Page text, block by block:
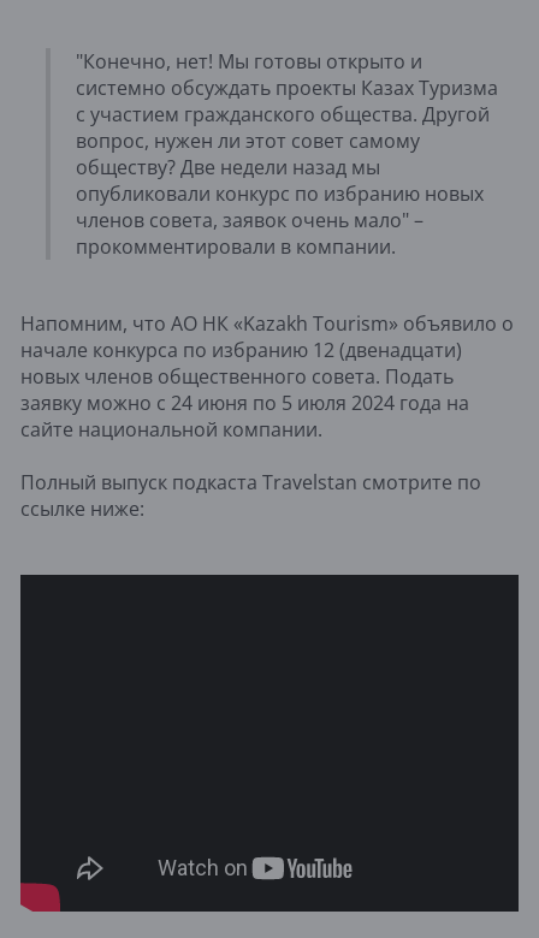
"Конечно, нет! Мы готовы открыто и
системно обсуждать проекты Казах Туризма
с участием гражданского общества. Другой
вопрос, нужен ли этот совет самому
обществу? Две недели назад мы
опубликовали конкурс по избранию новых
членов совета, заявок очень мало" –
прокомментировали в компании.
Напомним, что АО НК «Kazakh Tourism» объявило о
начале конкурса по избранию 12 (двенадцати)
новых членов общественного совета. Подать
заявку можно с 24 июня по 5 июля 2024 года на
сайте национальной компании.
Полный выпуск подкаста Travelstan смотрите по
ссылке ниже: